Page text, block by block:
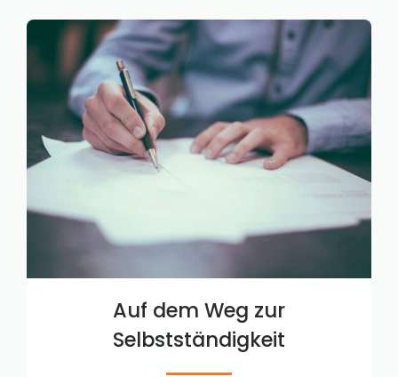
Auf dem Weg zur
Selbstständigkeit